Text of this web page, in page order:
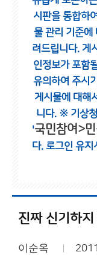
시판을 통합하
물 관리 기준에
려드립니다. 게
인정보가 포함
유의하여 주시
게시물에 대해
니다. ※ 기상
'국민참여>
다. 로그인 유지
이순옥